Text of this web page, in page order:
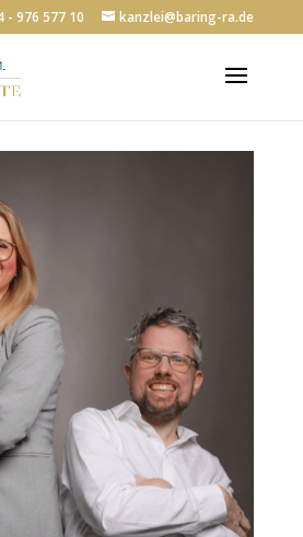
- 976 577 10 kanzlei@baring-ra.de